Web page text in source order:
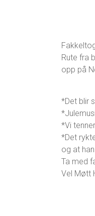
Rute fra
opp på
*Det blir
*Vi
*Det
og at
Ta med
Vel Møtt